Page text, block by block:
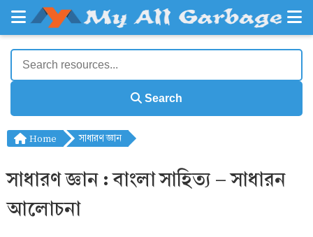
Search
Home সাধারণ জ্ঞান
সাধারণ জ্ঞান : বাংলা সাহিত্য - সাধারন
আলোচনা